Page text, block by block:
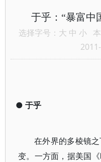
于乎：“暴富中
选择字号： 大 中 小
● 于乎
在外界的多棱镜
变。一方面，据美国